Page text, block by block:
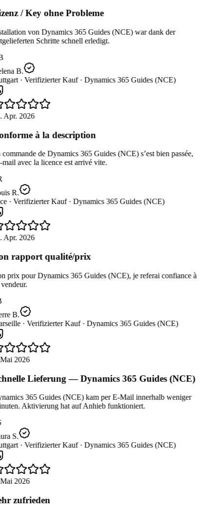
/ Key ohne Probleme
von Dynamics 365 Guides (NCE) war dank der
Schritte schnell erledigt.
B.
· Verifizierter Kauf · Dynamics 365 Guides (NCE)
Apr. 2026
à la description
de Dynamics 365 Guides (NCE) s’est bien passée,
mail avec la licence est arrivé vite.
R.
· Verifizierter Kauf · Dynamics 365 Guides (NCE)
Apr. 2026
rapport qualité/prix
prix pour Dynamics 365 Guides (NCE), je referai confiance à
B.
· Verifizierter Kauf · Dynamics 365 Guides (NCE)
2026
Lieferung — Dynamics 365 Guides (NCE)
365 Guides (NCE) kam per E-Mail innerhalb weniger
Aktivierung hat auf Anhieb funktioniert.
S.
· Verifizierter Kauf · Dynamics 365 Guides (NCE)
2026
zufrieden